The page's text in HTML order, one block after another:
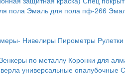
пола Эмаль для пола пф-266
Нивелиры Пирометры Рулетки
по металлу Коронки для
универсальные опалубочные